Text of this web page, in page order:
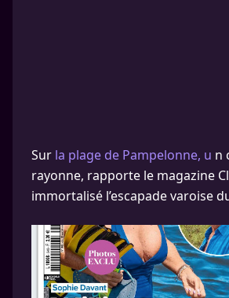
Sur la plage de Pampelonne, u n
rayonne, rapporte le magazine
immortalisé l’escapade varoise